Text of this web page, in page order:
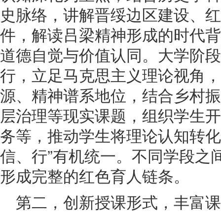
史脉络，讲解晋绥边区建设、
件，解读吕梁精神形成的时代
道德自觉与价值认同。大学阶
行，立足马克思主义理论视角
源、精神谱系地位，结合乡村
层治理等现实课题，组织学生
务等，推动学生将理论认知转
信、行”有机统一。不同学段之
形成完整的红色育人链条。
第二，创新授课形式，丰富